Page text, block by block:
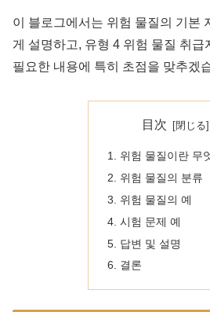
이 블로그에서는 위험 물질의 기본
게 설명하고, 유형 4 위험 물질 취급
필요한 내용에 특히 초점을 맞추겠
目次
위험 물질이란 무
위험 물질의 분류
위험 물질의 예
시험 문제 예
답변 및 설명
결론